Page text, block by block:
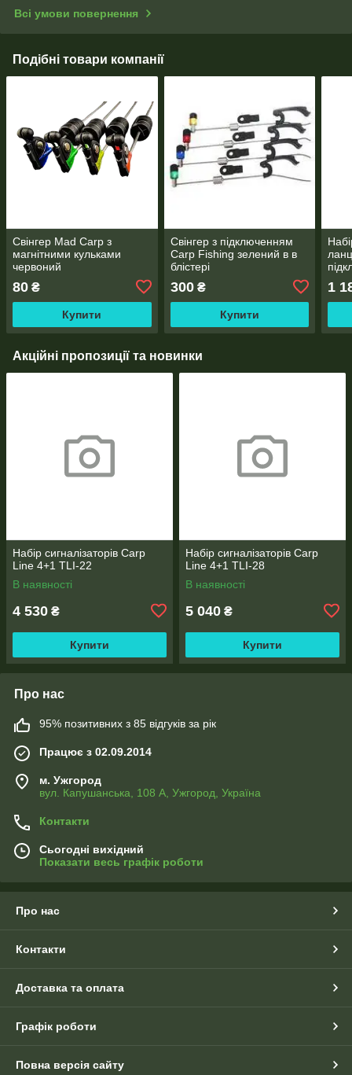
Всі умови повернення
Подібні товари компанії
Свінгер Mad Carp з
магнітними кульками
червоний
80 ₴
Купити
Свінгер з підключенням
Carp Fishing зелений в в
блістері
300₴
Купити
1
Акційні пропозиції та новинки
Набір сигналізаторів Carp
Line 4+1 TLI-22
В наявності
4 530 ₴
Купити
Набір сигналізаторів Carp
Line 4+1 TLI-28
В наявності
5 040 ₴
Купити
Про нас
95% позитивних з 85 відгуків за рік
Працює з 02.09.2014
м. Ужгород
вул. Капушанська, 108 А, Ужгород, Україна
Контакти
Сьогодні вихідний
Показати весь графік роботи
Про нас
Контакти
Доставка та оплата
Графік роботи
Повна версія сайту